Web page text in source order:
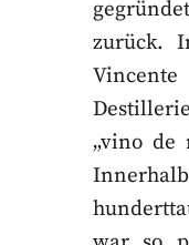
zurück.
„vino de